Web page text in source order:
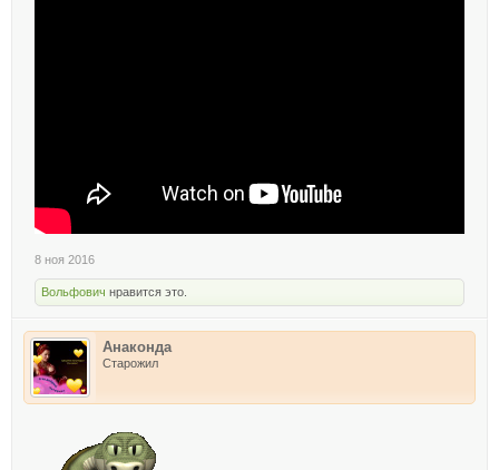
8 ноя 2016
Вольфович нравится это.
Анаконда
Старожил